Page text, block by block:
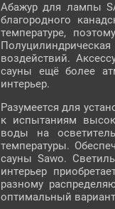
Абажур для лампы
благородного
температуре,
воздействий.
сауны ещё более
интерьер.
Разумеется для
к испытаниям
воды на
температуры.
сауны Sawo.
интерьер
разному
оптимальный